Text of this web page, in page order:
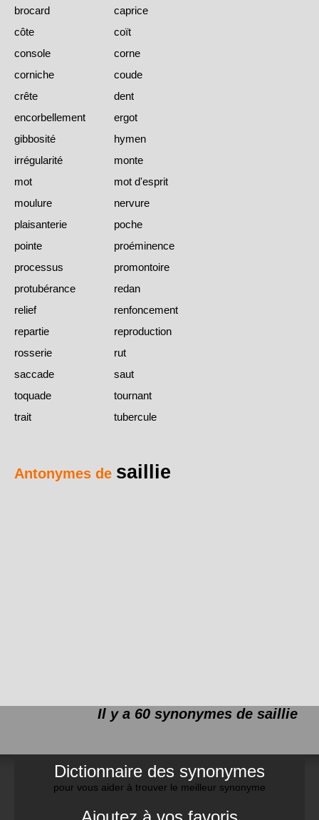
brocard
caprice
côte
coït
console
corne
corniche
coude
crête
dent
encorbellement
ergot
gibbosité
hymen
irrégularité
monte
mot
mot d'esprit
moulure
nervure
plaisanterie
poche
pointe
proéminence
processus
promontoire
protubérance
redan
relief
renfoncement
repartie
reproduction
rosserie
rut
saccade
saut
toquade
tournant
trait
tubercule
Antonymes de saillie
Il y a 60 synonymes de saillie
Dictionnaire des synonymes
pour vous aider à trouver le meilleur synonyme